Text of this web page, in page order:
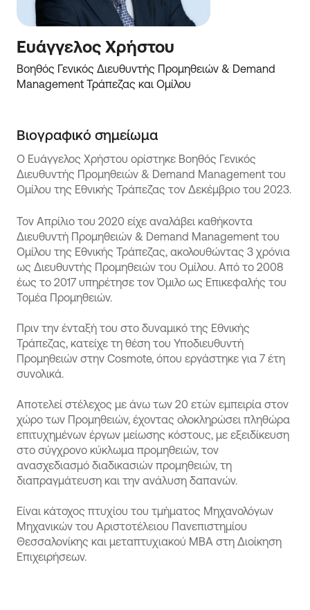
Ευάγγελος Χρήστου
Βοηθός Γενικός Διευθυντής Προμηθειών & Demand
Management Τράπεζας και Ομίλου
Βιογραφικό σημείωμα
Ο Ευάγγελος Χρήστου ορίστηκε Βοηθός Γενικός
Διευθυντής Προμηθειών & Demand Management του
Ομίλου της Εθνικής Τράπεζας τον Δεκέμβριο του 2023.
Τον Απρίλιο του 2020 είχε αναλάβει καθήκοντα
Διευθυντή Προμηθειών & Demand Management του
Ομίλου της Εθνικής Τράπεζας, ακολουθώντας 3 χρόνια
ως Διευθυντής Προμηθειών του Ομίλου. Από το 2008
έως το 2017 υπηρέτησε τον Όμιλο ως Επικεφαλής του
Τομέα Προμηθειών.
Πριν την ένταξή του στο δυναμικό της Εθνικής
Τράπεζας, κατείχε τη θέση του Υποδιευθυντή
Προμηθειών στην Cosmote, όπου εργάστηκε για 7 έτη
συνολικά.
Αποτελεί στέλεχος με άνω των 20 ετών εμπειρία στον
χώρο των Προμηθειών, έχοντας ολοκληρώσει πληθώρα
επιτυχημένων έργων μείωσης κόστους, με εξειδίκευση
στο σύγχρονο κύκλωμα προμηθειών, τον
ανασχεδιασμό διαδικασιών προμηθειών, τη
διαπραγμάτευση και την ανάλυση δαπανών.
Είναι κάτοχος πτυχίου του τμήματος Μηχανολόγων
Μηχανικών του Αριστοτέλειου Πανεπιστημίου
Θεσσαλονίκης και μεταπτυχιακού MBA στη Διοίκηση
Επιχειρήσεων.